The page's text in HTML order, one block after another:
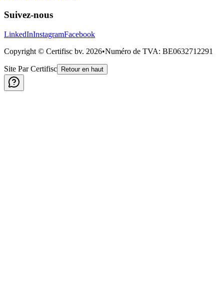
Suivez-nous
LinkedInInstagramFacebook
Copyright © Certifisc bv. 2026•Numéro de TVA: BE0632712291
Site Par Certifisc Retour en haut